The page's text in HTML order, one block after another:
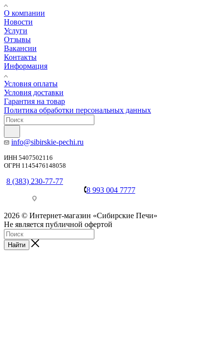
О компании
Новости
Услуги
Отзывы
Вакансии
Контакты
Информация
Условия оплаты
Условия доставки
Гарантия на товар
Политика обработки персональных данных
info@sibirskie-pechi.ru
ИНН 5407502116
ОГРН 1145476148058
8 (383) 230-77-77
8 993 004 7777
2026 © Интернет-магазин «Сибирские Печи»
Не является публичной офертой
Найти